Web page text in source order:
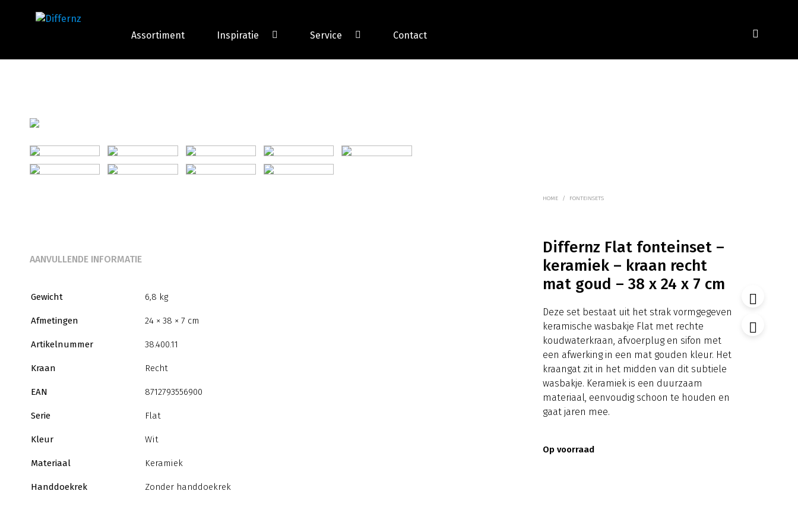
Assortiment Inspiratie Service Contact
HOME / FONTEINSETS
Differnz Flat fonteinset –
keramiek – kraan recht
mat goud – 38 x 24 x 7 cm
Deze set bestaat uit het strak vormgegeven
keramische wasbakje Flat met rechte
koudwaterkraan, afvoerplug en sifon met
een afwerking in een mat gouden kleur. Het
kraangat zit in het midden van dit subtiele
wasbakje. Keramiek is een duurzaam
materiaal, eenvoudig schoon te houden en
gaat jaren mee.
Op voorraad
AANVULLENDE INFORMATIE
Gewicht 6,8 kg
Afmetingen 24 × 38 × 7 cm
Artikelnummer 38.400.11
Kraan Recht
EAN 8712793556900
Serie Flat
Kleur Wit
Materiaal Keramiek
Handdoekrek Zonder handdoekrek